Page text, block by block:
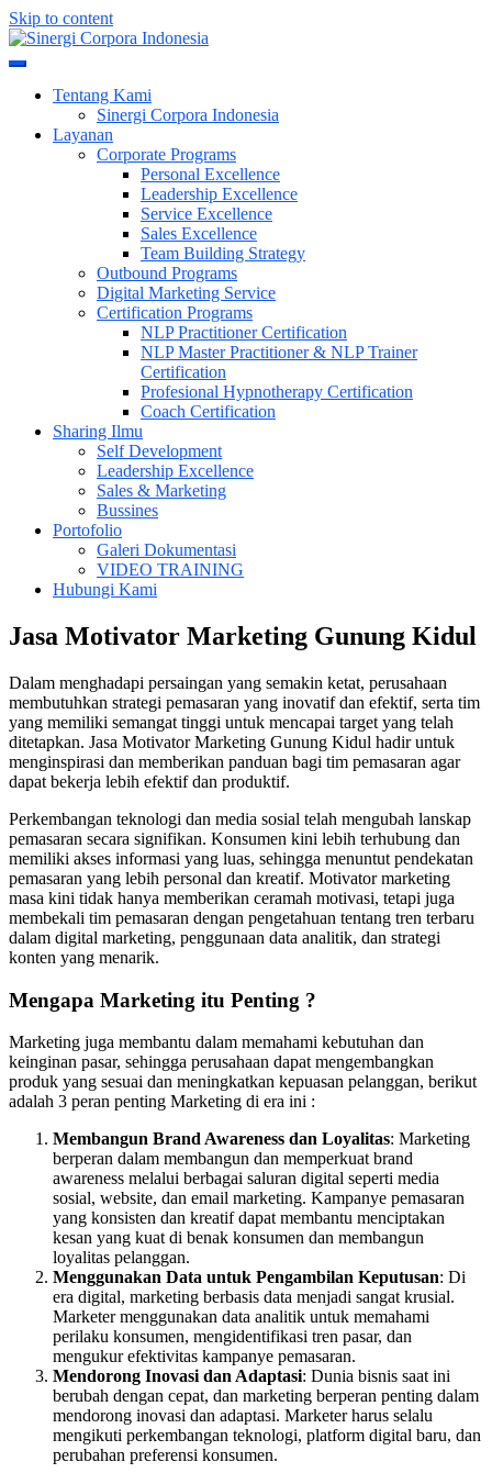
Skip to content
Sinergi Corpora Indonesia
Tentang Kami
Sinergi Corpora Indonesia
Layanan
Corporate Programs
Personal Excellence
Leadership Excellence
Service Excellence
Sales Excellence
Team Building Strategy
Outbound Programs
Digital Marketing Service
Certification Programs
NLP Practitioner Certification
NLP Master Practitioner & NLP Trainer
Certification
Profesional Hypnotherapy Certification
Coach Certification
Sharing Ilmu
Self Development
Leadership Excellence
Sales & Marketing
Bussines
Portofolio
Galeri Dokumentasi
VIDEO TRAINING
Hubungi Kami
Jasa Motivator Marketing Gunung Kidul
Dalam menghadapi persaingan yang semakin ketat, perusahaan
membutuhkan strategi pemasaran yang inovatif dan efektif, serta tim
yang memiliki semangat tinggi untuk mencapai target yang telah
ditetapkan. Jasa Motivator Marketing Gunung Kidul hadir untuk
menginspirasi dan memberikan panduan bagi tim pemasaran agar
dapat bekerja lebih efektif dan produktif.
Perkembangan teknologi dan media sosial telah mengubah lanskap
pemasaran secara signifikan. Konsumen kini lebih terhubung dan
memiliki akses informasi yang luas, sehingga menuntut pendekatan
pemasaran yang lebih personal dan kreatif. Motivator marketing
masa kini tidak hanya memberikan ceramah motivasi, tetapi juga
membekali tim pemasaran dengan pengetahuan tentang tren terbaru
dalam digital marketing, penggunaan data analitik, dan strategi
konten yang menarik.
Mengapa Marketing itu Penting ?
Marketing juga membantu dalam memahami kebutuhan dan
keinginan pasar, sehingga perusahaan dapat mengembangkan
produk yang sesuai dan meningkatkan kepuasan pelanggan, berikut
adalah 3 peran penting Marketing di era ini :
Membangun Brand Awareness dan Loyalitas: Marketing
berperan dalam membangun dan memperkuat brand
awareness melalui berbagai saluran digital seperti media
sosial, website, dan email marketing. Kampanye pemasaran
yang konsisten dan kreatif dapat membantu menciptakan
kesan yang kuat di benak konsumen dan membangun
loyalitas pelanggan.
Menggunakan Data untuk Pengambilan Keputusan: Di
era digital, marketing berbasis data menjadi sangat krusial.
Marketer menggunakan data analitik untuk memahami
perilaku konsumen, mengidentifikasi tren pasar, dan
mengukur efektivitas kampanye pemasaran.
Mendorong Inovasi dan Adaptasi: Dunia bisnis saat ini
berubah dengan cepat, dan marketing berperan penting dalam
mendorong inovasi dan adaptasi. Marketer harus selalu
mengikuti perkembangan teknologi, platform digital baru, dan
perubahan preferensi konsumen.